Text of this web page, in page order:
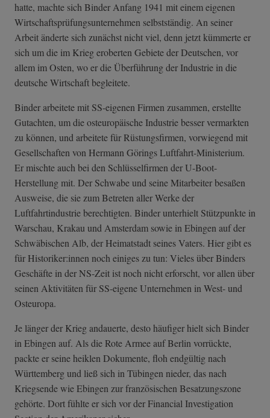
hatte, machte sich Binder Anfang 1941 mit einem eigenen
Wirtschaftsprüf­ungsunternehmen selbstständig. An seiner
Arbeit änderte sich zunächst nicht viel, denn jetzt kümmerte er
sich um die im Krieg eroberten Gebiete der Deutschen, vor
allem im Osten, wo er die Überführung der Industrie in die
deutsche Wirtschaft begleitete.
Binder arbeitete mit SS-eigenen Firmen zusammen, erstellte
Gutachten, um die osteuropäische Industrie besser vermarkten
zu können, und arbeitete für Rüstungsfirmen, vorwiegend mit
Gesellschaften von Hermann Görings Luftfahrt-Ministerium.
Er mischte auch bei den Schlüsselfirmen der U-Boot-
Herstellung mit. Der Schwabe und seine Mitarbeiter besaßen
Ausweise, die sie zum Betreten aller Werke der
Luftfahrtindustrie berechtigten. Binder unterhielt Stützpunkte in
Warschau, Krakau und Amsterdam sowie in Ebingen auf der
Schwäbischen Alb, der Heimatstadt seines Vaters. Hier gibt es
für Historiker:innen noch einiges zu tun: Vieles über Binders
Geschäfte in der NS-Zeit ist noch nicht erforscht, vor allen über
seinen Aktivitäten für SS-eigene Unternehmen in West- und
Osteuropa.
Je länger der Krieg andauerte, desto häufiger hielt sich Binder
in Ebingen auf. Als die Rote Armee auf Berlin vorrückte,
packte er seine heiklen Dokumente, floh endgültig nach
Württemberg und ließ sich in Tübingen nieder, das nach
Kriegsende wie Ebingen zur französischen Besatzungszone
gehörte. Dort fühlte er sich vor der Financial Investigation